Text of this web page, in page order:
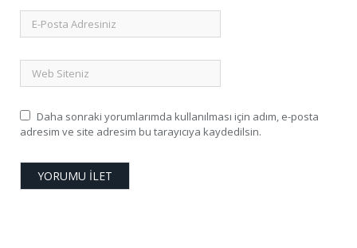
Daha sonraki yorumlarımda kullanılması için adım, e-posta
adresim ve site adresim bu tarayıcıya kaydedilsin.